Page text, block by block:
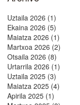
Uztaila 2026 (1)
Ekaina 2026 (5)
Maiatza 2026 (1)
Martxoa 2026 (2)
Otsaila 2026 (8)
Urtarrila 2026 (1)
Uztaila 2025 (3)
Maiatza 2025 (4)
Apirila 2025 (1)